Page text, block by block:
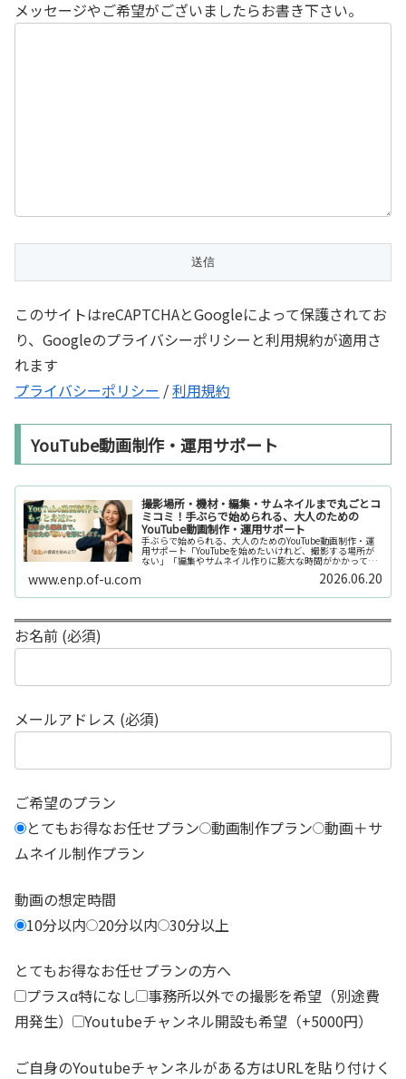
メッセージやご希望がございましたらお書き下さい。
このサイトはreCAPTCHAとGoogleによって保護されてお
り、Googleのプライバシーポリシーと利用規約が適用さ
れます
プライバシーポリシー /利用規約
YouTube動画制作・運用サポート
撮影場所・機材・編集・サムネイルまで丸ごとコ
ミコミ！手ぶらで始められる、大人のための
YouTube動画制作・運用サポート
手ぶらで始められる、大人のためのYouTube動画制作・運
用サポート「YouTubeを始めたいけれど、撮影する場所が
ない」「編集やサムネイル作りに膨大な時間がかかって長
続きしない」「機材を揃えるだけで何万円もかかってしま
www.enp.of-u.com 2026.06.20
お名前 (必須)
メールアドレス (必須)
ご希望のプラン
とてもお得なお任せプラン 動画制作プラン 動画＋サ
ムネイル制作プラン
動画の想定時間
10分以内
20分以内 30分以上
とてもお得なお任せプランの方へ
プラスα特になし
事務所以外での撮影を希望（別途費
用発生）
Youtubeチャンネル開設も希望（+5000円）
ご自身のYoutubeチャンネルがある方はURLを貼り付けく